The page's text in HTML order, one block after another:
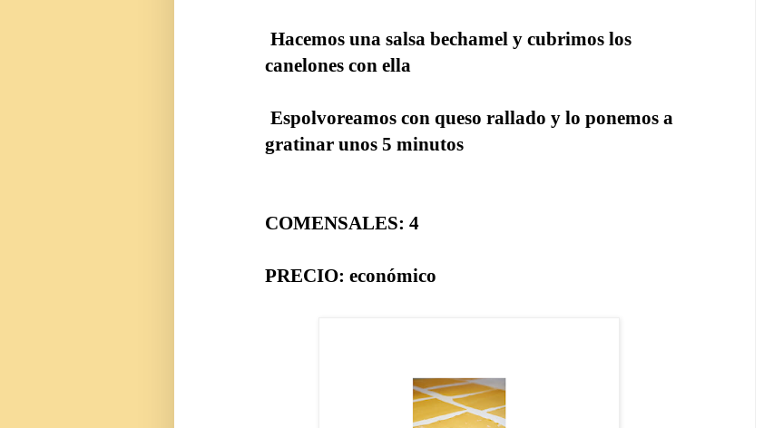
Hacemos una salsa bechamel y cubrimos los
canelones con ella
Espolvoreamos con queso rallado y lo ponemos a
gratinar unos 5 minutos
COMENSALES: 4
PRECIO: económico